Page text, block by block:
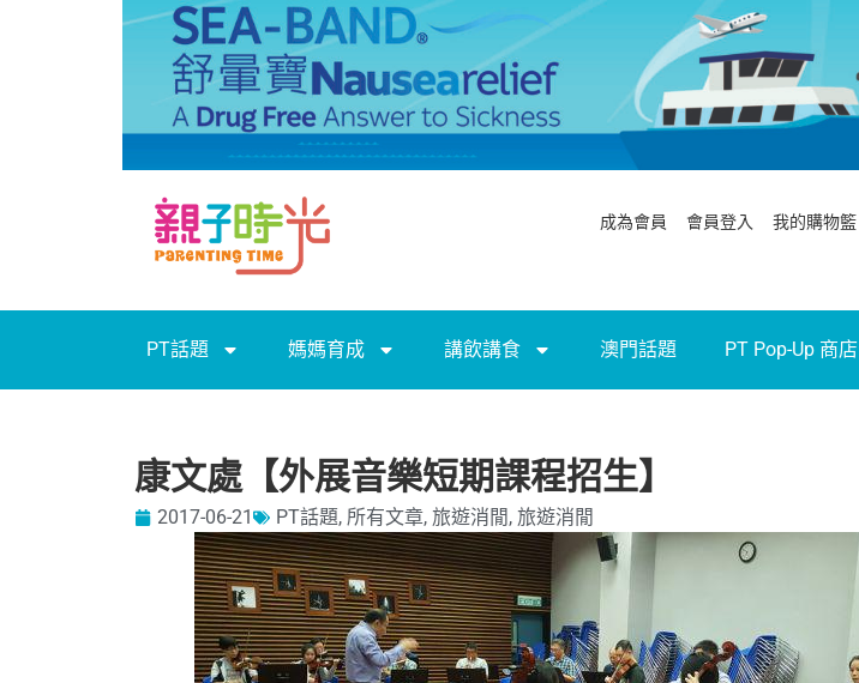
成為會員 會員登入 我的購物籃
PT話題 媽媽育成 講飲講食 澳門話題 PT Pop-Up 商店
康文處【外展音樂短期課程招生】
2017-06-21 PT話題, 所有文章, 旅遊消閒, 旅遊消閒